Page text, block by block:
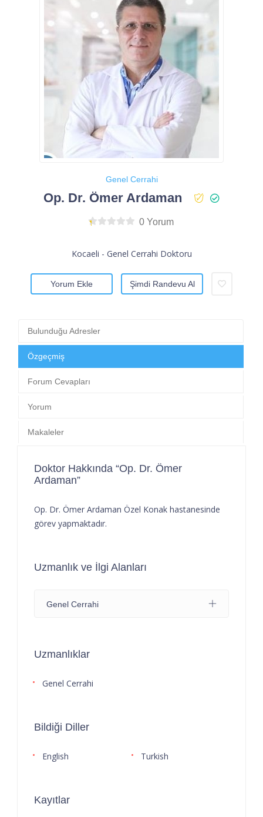
Genel Cerrahi
Op. Dr. Ömer Ardaman
0 Yorum
Kocaeli - Genel Cerrahi Doktoru
Yorum Ekle Şimdi Randevu Al
Bulunduğu Adresler
Özgeçmiş
Forum Cevapları
Yorum
Makaleler
Doktor Hakkında “Op. Dr. Ömer
Ardaman”
Op. Dr. Ömer Ardaman Özel Konak hastanesinde
görev yapmaktadır.
Uzmanlık ve İlgi Alanları
Genel Cerrahi
Uzmanlıklar
Genel Cerrahi
Bildiği Diller
English Turkish
Kayıtlar